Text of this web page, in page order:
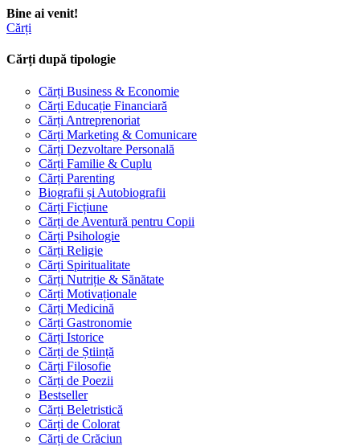
Bine ai venit!
Cărți
Cărți după tipologie
Cărți Business & Economie
Cărți Educație Financiară
Cărți Antreprenoriat
Cărți Marketing & Comunicare
Cărți Dezvoltare Personală
Cărți Familie & Cuplu
Cărți Parenting
Biografii și Autobiografii
Cărți Ficțiune
Cărți de Aventură pentru Copii
Cărți Psihologie
Cărți Religie
Cărți Spiritualitate
Cărți Nutriție & Sănătate
Cărți Motivaționale
Cărți Medicină
Cărți Gastronomie
Cărți Istorice
Cărți de Știință
Cărți Filosofie
Cărți de Poezii
Bestseller
Cărți Beletristică
Cărți de Colorat
Cărți de Crăciun